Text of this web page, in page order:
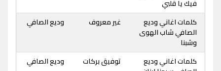
فيك يا قلبي
كلمات اغاني وديع
الصافي شاب الهوى
وشبنا
غير معروف وديع الصافي
كلمات اغاني وديع
توفيق بركات وديع الصافي